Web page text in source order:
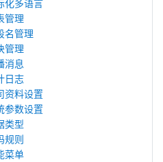
化多语言
管理
名管理
管理
消息
日志
资料设置
参数设置
类型
规则
菜单